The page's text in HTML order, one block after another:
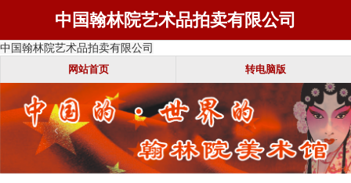
中国翰林院艺术品拍卖有限公司
中国翰林院艺术品拍卖有限公司
网站首页 转电脑版